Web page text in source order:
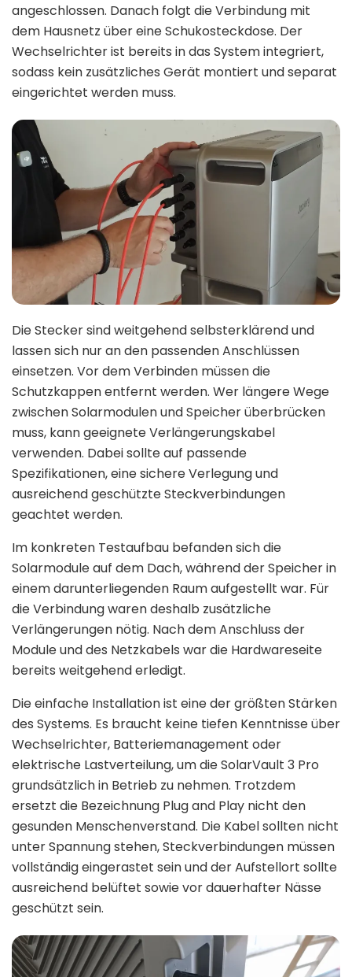
angeschlossen. Danach folgt die Verbindung mit
dem Hausnetz über eine Schukosteckdose. Der
Wechselrichter ist bereits in das System integriert,
sodass kein zusätzliches Gerät montiert und separat
eingerichtet werden muss.
Die Stecker sind weitgehend selbsterklärend und
lassen sich nur an den passenden Anschlüssen
einsetzen. Vor dem Verbinden müssen die
Schutzkappen entfernt werden. Wer längere Wege
zwischen Solarmodulen und Speicher überbrücken
muss, kann geeignete Verlängerungskabel
verwenden. Dabei sollte auf passende
Spezifikationen, eine sichere Verlegung und
ausreichend geschützte Steckverbindungen
geachtet werden.
Im konkreten Testaufbau befanden sich die
Solarmodule auf dem Dach, während der Speicher in
einem darunterliegenden Raum aufgestellt war. Für
die Verbindung waren deshalb zusätzliche
Verlängerungen nötig. Nach dem Anschluss der
Module und des Netzkabels war die Hardwareseite
bereits weitgehend erledigt.
Die einfache Installation ist eine der größten Stärken
des Systems. Es braucht keine tiefen Kenntnisse über
Wechselrichter, Batteriemanagement oder
elektrische Lastverteilung, um die SolarVault 3 Pro
grundsätzlich in Betrieb zu nehmen. Trotzdem
ersetzt die Bezeichnung Plug and Play nicht den
gesunden Menschenverstand. Die Kabel sollten nicht
unter Spannung stehen, Steckverbindungen müssen
vollständig eingerastet sein und der Aufstellort sollte
ausreichend belüftet sowie vor dauerhafter Nässe
geschützt sein.